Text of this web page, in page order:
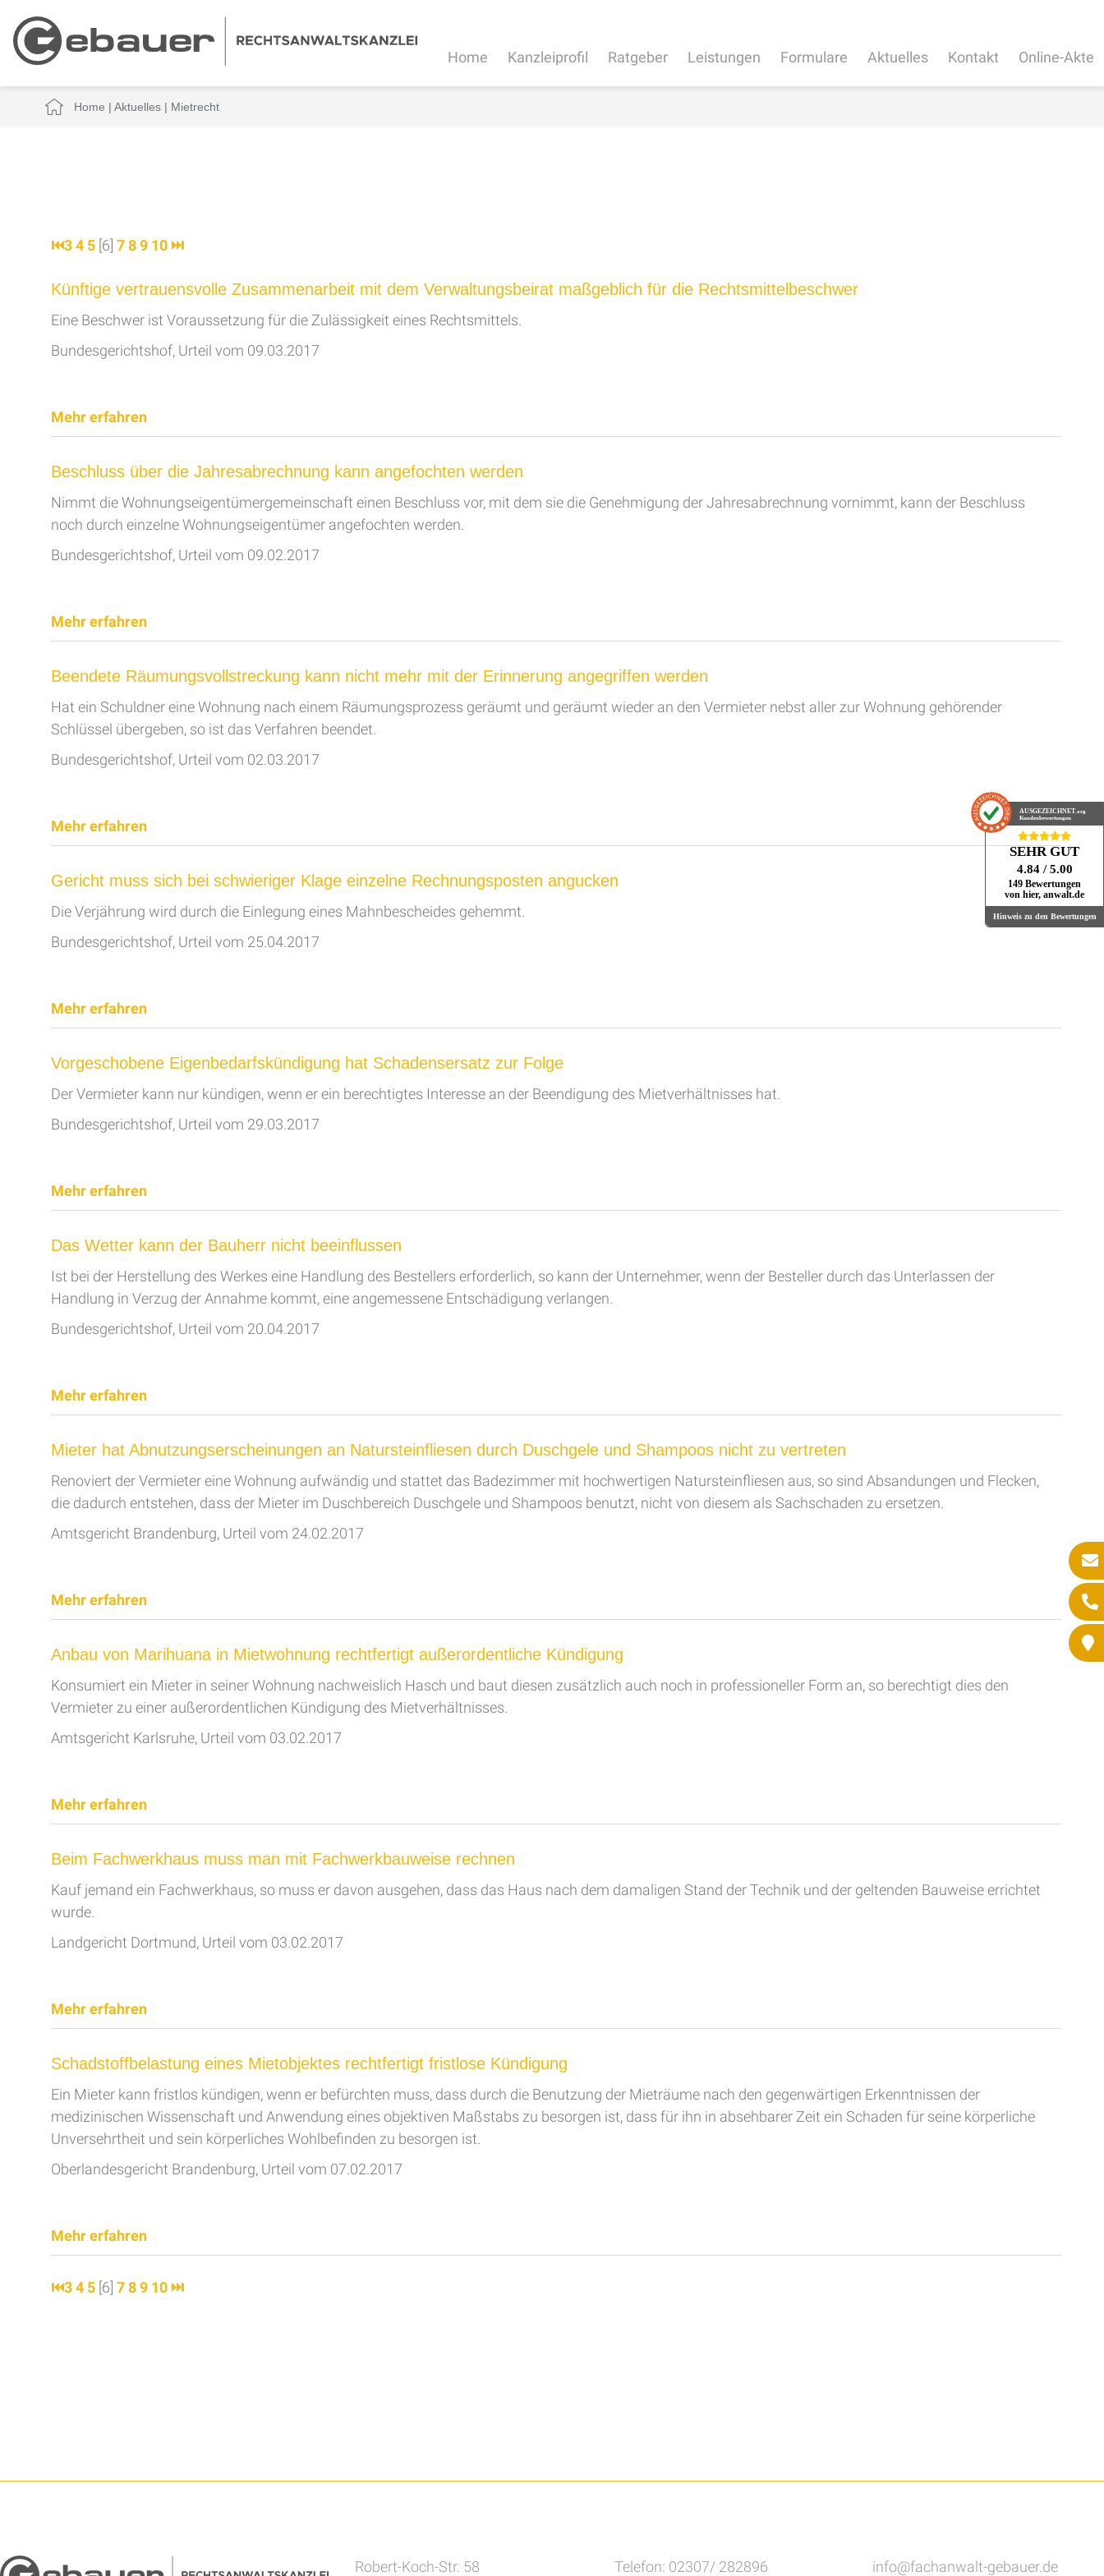
Home Kanzleiprofil Ratgeber Leistungen Formulare Aktuelles Kontakt Online-Akte
Home | Aktuelles| Mietrecht
⏮34 5 [6] 789 10⏭
Künftige vertrauensvolle Zusammenarbeit mit dem Verwaltungsbeirat maßgeblich für die Rechtsmittelbeschwer
Eine Beschwer ist Voraussetzung für die Zulässigkeit eines Rechtsmittels.
Bundesgerichtshof, Urteil vom 09.03.2017
Mehr erfahren
Beschluss über die Jahresabrechnung kann angefochten werden
Nimmt die Wohnungseigentümergemeinschaft einen Beschluss vor, mit dem sie die Genehmigung der Jahresabrechnung vornimmt, kann der Beschluss
noch durch einzelne Wohnungseigentümer angefochten werden.
Bundesgerichtshof, Urteil vom 09.02.2017
Mehr erfahren
Beendete Räumungsvollstreckung kann nicht mehr mit der Erinnerung angegriffen werden
Hat ein Schuldner eine Wohnung nach einem Räumungsprozess geräumt und geräumt wieder an den Vermieter nebst aller zur Wohnung gehörender
Schlüssel übergeben, so ist das Verfahren beendet.
Bundesgerichtshof, Urteil vom 02.03.2017
Mehr erfahren
Gericht muss sich bei schwieriger Klage einzelne Rechnungsposten angucken
Die Verjährung wird durch die Einlegung eines Mahnbescheides gehemmt.
Bundesgerichtshof, Urteil vom 25.04.2017
Mehr erfahren
Vorgeschobene Eigenbedarfskündigung hat Schadensersatz zur Folge
Der Vermieter kann nur kündigen, wenn er ein berechtigtes Interesse an der Beendigung des Mietverhältnisses hat.
Bundesgerichtshof, Urteil vom 29.03.2017
Mehr erfahren
Das Wetter kann der Bauherr nicht beeinflussen
Ist bei der Herstellung des Werkes eine Handlung des Bestellers erforderlich, so kann der Unternehmer, wenn der Besteller durch das Unterlassen der
Handlung in Verzug der Annahme kommt, eine angemessene Entschädigung verlangen.
Bundesgerichtshof, Urteil vom 20.04.2017
Mehr erfahren
Mieter hat Abnutzungserscheinungen an Natursteinfliesen durch Duschgele und Shampoos nicht zu vertreten
Renoviert der Vermieter eine Wohnung aufwändig und stattet das Badezimmer mit hochwertigen Natursteinfliesen aus, so sind Absandungen und Flecken,
die dadurch entstehen, dass der Mieter im Duschbereich Duschgele und Shampoos benutzt, nicht von diesem als Sachschaden zu ersetzen.
Amtsgericht Brandenburg, Urteil vom 24.02.2017
Mehr erfahren
Anbau von Marihuana in Mietwohnung rechtfertigt außerordentliche Kündigung
Konsumiert ein Mieter in seiner Wohnung nachweislich Hasch und baut diesen zusätzlich auch noch in professioneller Form an, so berechtigt dies den
Vermieter zu einer außerordentlichen Kündigung des Mietverhältnisses.
Amtsgericht Karlsruhe, Urteil vom 03.02.2017
Mehr erfahren
Beim Fachwerkhaus muss man mit Fachwerkbauweise rechnen
Kauf jemand ein Fachwerkhaus, so muss er davon ausgehen, dass das Haus nach dem damaligen Stand der Technik und der geltenden Bauweise errichtet
wurde.
Landgericht Dortmund, Urteil vom 03.02.2017
Mehr erfahren
Schadstoffbelastung eines Mietobjektes rechtfertigt fristlose Kündigung
Ein Mieter kann fristlos kündigen, wenn er befürchten muss, dass durch die Benutzung der Mieträume nach den gegenwärtigen Erkenntnissen der
medizinischen Wissenschaft und Anwendung eines objektiven Maßstabs zu besorgen ist, dass für ihn in absehbarer Zeit ein Schaden für seine körperliche
Unversehrtheit und sein körperliches Wohlbefinden zu besorgen ist.
Oberlandesgericht Brandenburg, Urteil vom 07.02.2017
Mehr erfahren
⏮34 5 [6] 789 10⏭
Robert-Koch-Str. 58 Telefon: 02307/ 282896 info@fachanwalt-gebauer.de
AUSGEZEICHNET .org
Kundenbewertungen
SEHR GUT
4.84 / 5.00
149 Bewertungen
von hier, anwalt.de
Hinweis zu den Bewertungen